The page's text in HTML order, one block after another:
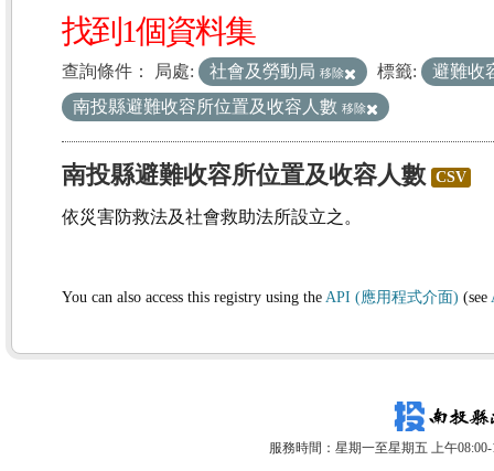
找到1個資料集
查詢條件： 局處: 社會及勞動局 移除 標籤:
避難收
南投縣避難收容所位置及收容人數 移除
南投縣避難收容所位置及收容人數 CSV
依災害防救法及社會救助法所設立之。
You can also access this registry using the API (應用程式介面) (see
服務時間：星期一至星期五 上午